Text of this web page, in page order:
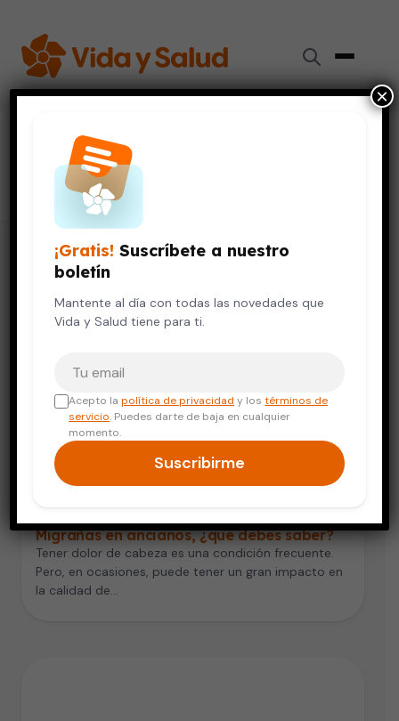
pérdida de apetito
18 artículos
Migrañas en ancianos, ¿qué debes saber?
Tener dolor de cabeza es una condición frecuente.
Pero, en ocasiones, puede tener un gran impacto en
la calidad de…
¡Gratis! Suscríbete a nuestro
boletín
Mantente al día con todas las novedades que
Vida y Salud tiene para ti.
Acepto lapolítica de privacidad y lostérminos de
servicio. Puedes darte de baja en cualquier
momento.
Suscribirme
×